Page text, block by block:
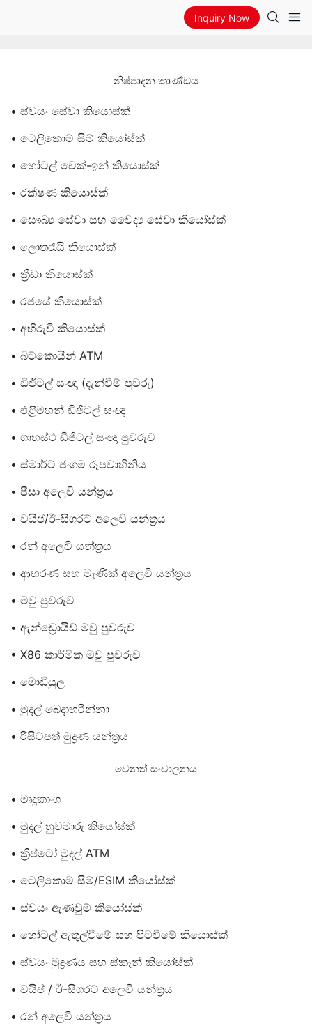
Inquiry Now
නිෂ්පාදන කාණ්ඩය
• ස්වයං සේවා කියොස්ක්
• ටෙලිකොම් සිම් කියෝස්ක්
• හෝටල් චෙක්-ඉන් කියොස්ක්
• රක්ෂණ කියොස්ක්
• සෞඛ්‍ය සේවා සහ වෛද්‍ය සේවා කියෝස්ක්
• ලොතරැයි කියොස්ක්
• ක්‍රීඩා කියොස්ක්
• රජයේ කියොස්ක්
• අභිරුචි කියොස්ක්
• බිට්කොයින් ATM
• ඩිජිටල් සංඥා (දැන්වීම් පුවරු)
• එළිමහන් ඩිජිටල් සංඥා
• ගෘහස්ථ ඩිජිටල් සංඥා පුවරුව
• ස්මාර්ට් ජංගම රූපවාහිනිය
• පීසා අලෙවි යන්ත්‍රය
• වයිප්/ඊ-සිගරට් අලෙවි යන්ත්‍රය
• රන් අලෙවි යන්ත්‍රය
• ආභරණ සහ මැණික් අලෙවි යන්ත්‍රය
• මවු පුවරුව
• ඇන්ඩ්‍රොයිඩ් මවු පුවරුව
• X86 කාර්මික මවු පුවරුව
• මොඩියුල
• මුදල් බෙදාහරින්නා
• රිසිට්පත් මුද්‍රණ යන්ත්‍රය
වෙනත් සංචාලනය
• මෘදුකාංග
• මුදල් හුවමාරු කියෝස්ක්
• ක්‍රිප්ටෝ මුදල් ATM
• ටෙලිකොම් සිම්/eSIM කියෝස්ක්
• ස්වයං ඇණවුම් කියෝස්ක්
• හෝටල් ඇතුල්වීමේ සහ පිටවීමේ කියොස්ක්
• ස්වයං මුද්‍රණය සහ ස්කෑන් කියෝස්ක්
• වයිප් / ඊ-සිගරට් අලෙවි යන්ත්‍රය
• රන් අලෙවි යන්ත්‍රය